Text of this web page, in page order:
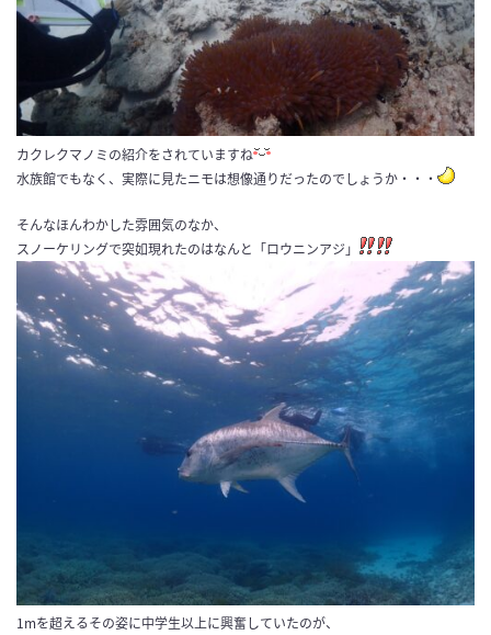
カクレクマノミの紹介をされていますね
水族館でもなく、実際に見たニモは想像通りだったのでしょうか・・・
そんなほんわかした雰囲気のなか、
スノーケリングで突如現れたのはなんと「ロウニンアジ」
1mを超えるその姿に中学生以上に興奮していたのが、